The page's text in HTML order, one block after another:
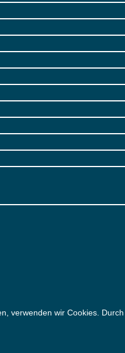
verwenden wir Cookies.